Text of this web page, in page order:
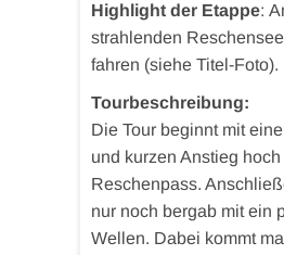
Highlight der Etappe:
strahlenden
fahren (siehe Titel-Foto).
Tourbeschreibung:
Die Tour beginnt mit
und kurzen Anstieg
Reschenpass.
nur noch bergab mit ein
Wellen. Dabei kommt